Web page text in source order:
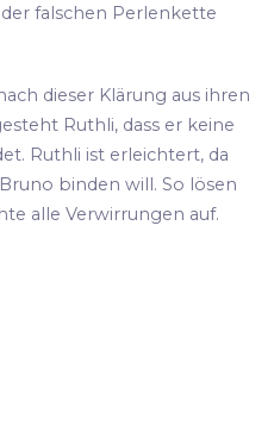
falschen Perlenkette
dieser Klärung aus ihren
Ruthli, dass er keine
Ruthli ist erleichtert, da
binden will. So lösen
alle Verwirrungen auf.